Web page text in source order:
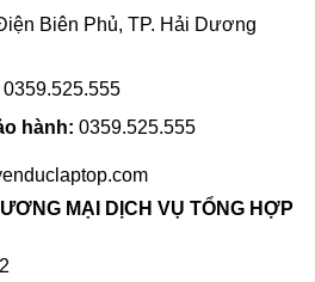
Biên Phủ, TP. Hải Dương
0359.525.555
hành: 0359.525.555
MẠI DỊCH VỤ TỔNG HỢP